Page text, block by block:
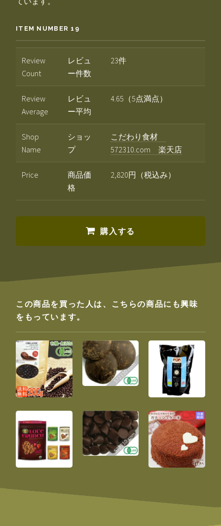
ITEM NUMBER 19
Review
Count
レビュ
ー件数
23件
Review
Average
レビュ
ー平均
4.65（5点満点）
Shop
Name
ショッ
プ
こだわり食材
572310.com 楽天店
Price
商品価
格
2,820円（税込み）
購入する
この商品を買った人は、こちらの商品にも興味
をもっています。